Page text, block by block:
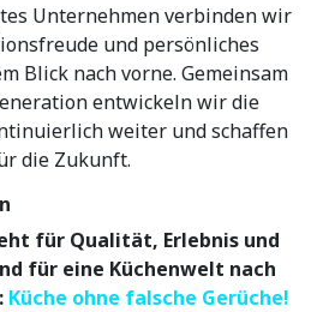
Unternehmen verbinden wir
und persönliches
Blick nach vorne. Gemeinsam
entwickeln wir die
weiter und schaffen
die Zukunft.
für Qualität, Erlebnis und
für eine Küchenwelt nach
Küche ohne falsche Gerüche!